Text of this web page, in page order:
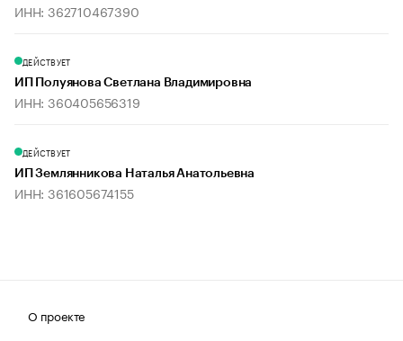
ИНН: 362710467390
ДЕЙСТВУЕТ
ИП Полуянова Светлана Владимировна
ИНН: 360405656319
ДЕЙСТВУЕТ
ИП Землянникова Наталья Анатольевна
ИНН: 361605674155
О проекте